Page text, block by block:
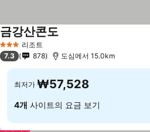
3 성급 리조트
금강산콘도
7.3 878 도심에서 15.0km
최저가 ₩57,528
4개 사이트의 요금 보기